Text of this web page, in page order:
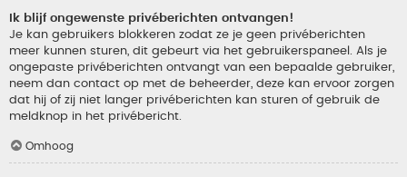
Ik blijf ongewenste privéberichten ontvangen!
Je kan gebruikers blokkeren zodat ze je geen privéberichten
meer kunnen sturen, dit gebeurt via het gebruikerspaneel. Als je
ongepaste privéberichten ontvangt van een bepaalde gebruiker,
neem dan contact op met de beheerder, deze kan ervoor zorgen
dat hij of zij niet langer privéberichten kan sturen of gebruik de
meldknop in het privébericht.
Omhoog